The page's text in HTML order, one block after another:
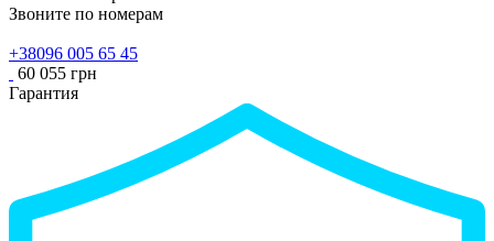
Звоните по номерам
+38096 005 65 45
60 055 грн
Гарантия